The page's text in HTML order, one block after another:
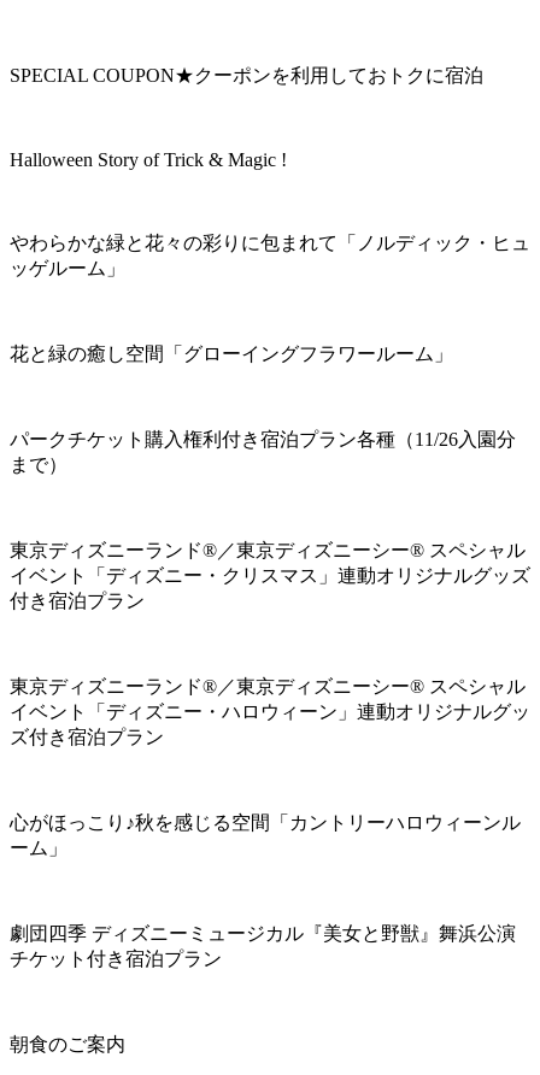
SPECIAL COUPON★クーポンを利用しておトクに宿泊
Halloween Story of Trick & Magic !
やわらかな緑と花々の彩りに包まれて「ノルディック・ヒュ
ッゲルーム」
花と緑の癒し空間「グローイングフラワールーム」
パークチケット購入権利付き宿泊プラン各種（11/26入園分
まで）
東京ディズニーランド®／東京ディズニーシー® スペシャル
イベント「ディズニー・クリスマス」連動オリジナルグッズ
付き宿泊プラン
東京ディズニーランド®／東京ディズニーシー® スペシャル
イベント「ディズニー・ハロウィーン」連動オリジナルグッ
ズ付き宿泊プラン
心がほっこり♪秋を感じる空間「カントリーハロウィーンル
ーム」
劇団四季 ディズニーミュージカル『美女と野獣』舞浜公演
チケット付き宿泊プラン
朝食のご案内